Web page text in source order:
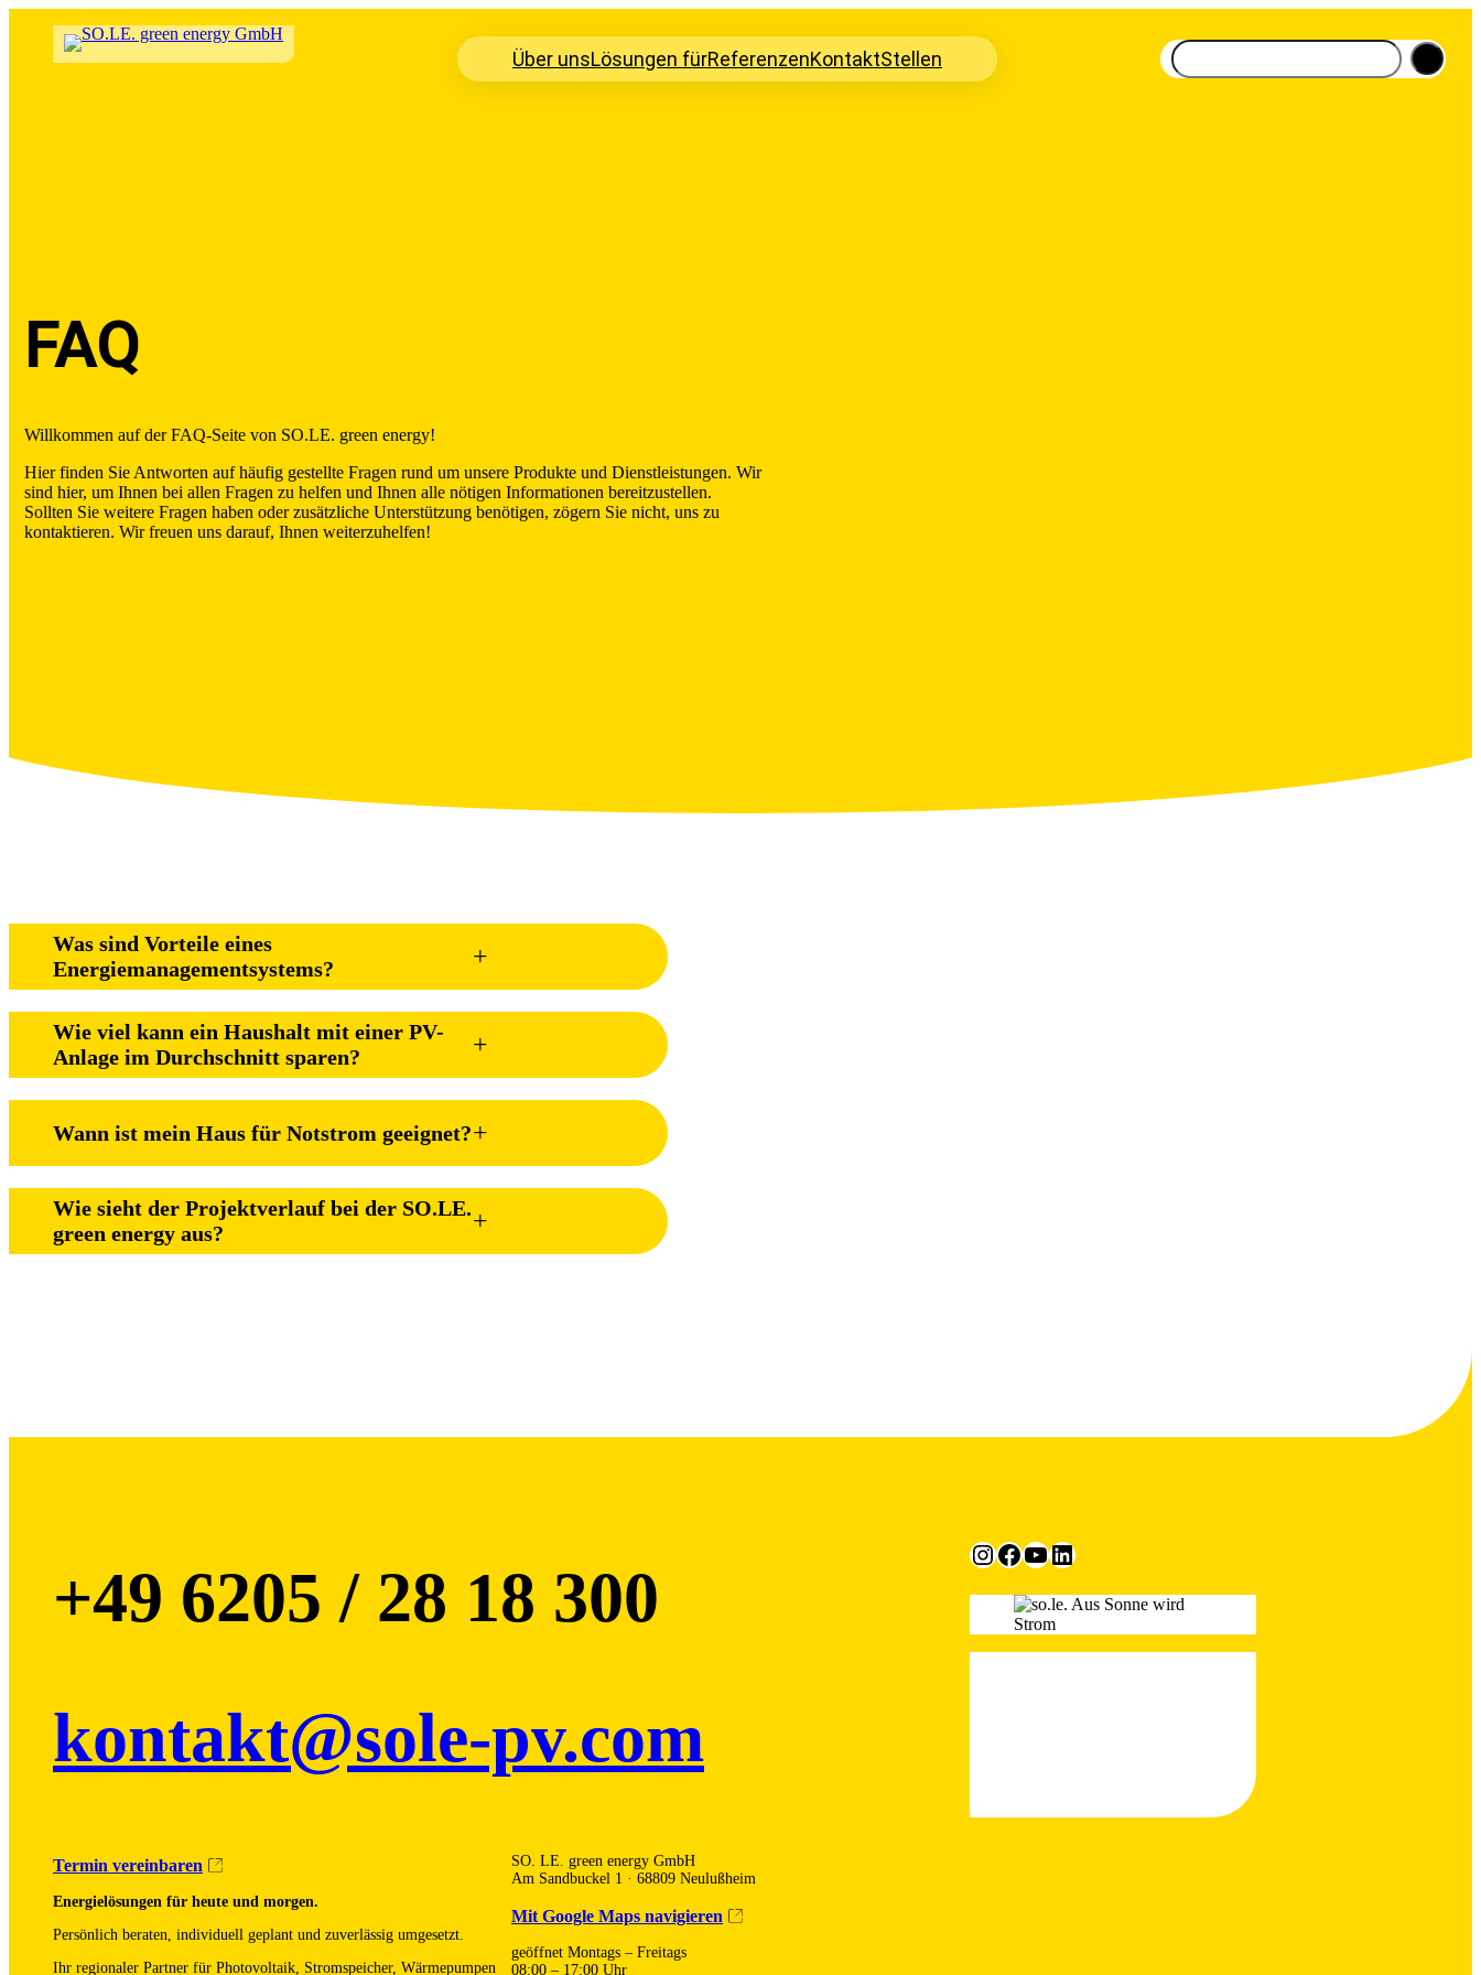
Über unsLösungen fürReferenzenKontaktStellen Suchen
FAQ
Willkommen auf der FAQ-Seite von SO.LE. green energy!
Hier finden Sie Antworten auf häufig gestellte Fragen rund um unsere Produkte und Dienstleistungen. Wir
sind hier, um Ihnen bei allen Fragen zu helfen und Ihnen alle nötigen Informationen bereitzustellen.
Sollten Sie weitere Fragen haben oder zusätzliche Unterstützung benötigen, zögern Sie nicht, uns zu
kontaktieren. Wir freuen uns darauf, Ihnen weiterzuhelfen!
Was sind Vorteile eines
Energiemanagementsystems?
+
Wie viel kann ein Haushalt mit einer PV-
Anlage im Durchschnitt sparen?
+
Wann ist mein Haus für Notstrom geeignet?+
Wie sieht der Projektverlauf bei der SO.LE.
green energy aus? +
+49 6205 / 28 18 300
kontakt@sole-pv.com
Termin vereinbaren
Energielösungen für heute und morgen.
Persönlich beraten, individuell geplant und zuverlässig umgesetzt.
Ihr regionaler Partner für Photovoltaik, Stromspeicher, Wärmepumpen
SO. LE. green energy GmbH
Am Sandbuckel 1 · 68809 Neulußheim
Mit Google Maps navigieren
geöffnet Montags – Freitags
08:00 – 17:00 Uhr
InstagramFacebook YouTube LinkedIn